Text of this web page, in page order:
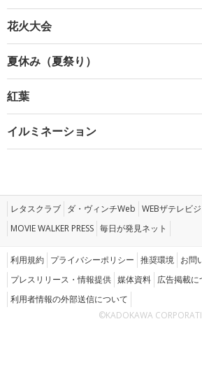
花火大会
夏休み（夏祭り）
紅葉
イルミネーション
レタスクラブ ダ・ヴィンチWeb WEBザテレビ
MOVIE WALKER PRESS 毎日が発見ネット
利用規約 プライバシーポリシー 推奨環境 お問
プレスリリース・情報提供 媒体資料 広告掲載に
利用者情報の外部送信について
©KADOKAWA